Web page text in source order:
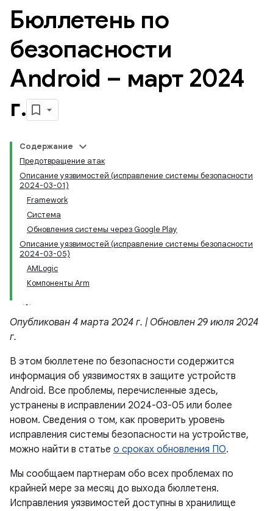
Бюллетень по
безопасности
Android – март 2024
г.
Содержание
Предотвращение атак
Описание уязвимостей (исправление системы безопасности
2024-03-01)
Framework
Система
Обновления системы через Google Play
Описание уязвимостей (исправление системы безопасности
2024-03-05)
AMLogic
Компоненты Arm
Опубликован 4 марта 2024 г. | Обновлен 29 июля 2024
г.
В этом бюллетене по безопасности содержится
информация об уязвимостях в защите устройств
Android. Все проблемы, перечисленные здесь,
устранены в исправлении 2024-03-05 или более
новом. Сведения о том, как проверить уровень
исправления системы безопасности на устройстве,
можно найти в статье о сроках обновления ПО.
Мы сообщаем партнерам обо всех проблемах по
крайней мере за месяц до выхода бюллетеня.
Исправления уязвимостей доступны в хранилище